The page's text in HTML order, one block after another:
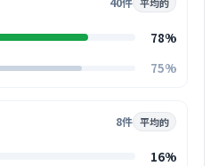
78%
75%
8件 平均的
16%